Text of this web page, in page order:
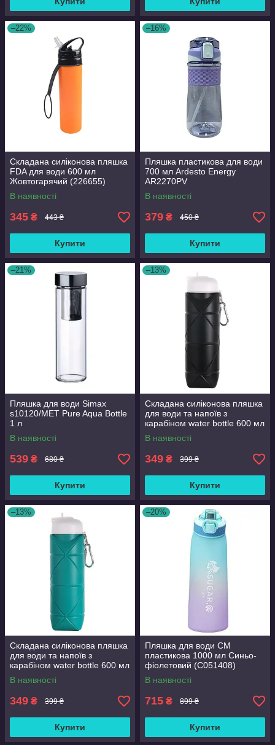
–22%
Складана силіконова пляшка
FDA для води 600 мл
Жовтогарячий (226655)
В наявності
345 ₴ 443 ₴
Купити
–16%
Пляшка пластикова для води
700 мл Ardesto Energy
AR2270PV
В наявності
379 ₴ 450 ₴
Купити
–21%
Пляшка для води Simax
s10120/МЕТ Pure Aqua Bottle
1 л
В наявності
539 ₴ 680 ₴
Купити
–13%
Складана силіконова пляшка
для води та напоїв з
карабіном water bottle 600 мл
Чорний (С051120)
В наявності
349 ₴ 399 ₴
Купити
–13%
Складана силіконова пляшка
для води та напоїв з
карабіном water bottle 600 мл
Бірюзовий (С051121)
В наявності
349 ₴ 399 ₴
Купити
–20%
Пляшка для води СМ
пластикова 1000 мл Синьо-
фіолетовий (С051408)
В наявності
715 ₴ 899 ₴
Купити